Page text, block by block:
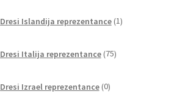
Dresi Islandija reprezentance 1izdelek
Dresi Italija reprezentance 75izdelkov
Dresi Izrael reprezentance 0izdelkov